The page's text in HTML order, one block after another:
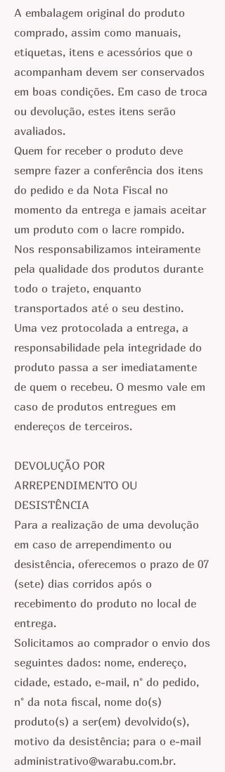
A embalagem original do produto
comprado, assim como manuais,
etiquetas, itens e acessórios que o
acompanham devem ser conservados
em boas condições. Em caso de troca
ou devolução, estes itens serão
avaliados.
Quem for receber o produto deve
sempre fazer a conferência dos itens
do pedido e da Nota Fiscal no
momento da entrega e jamais aceitar
um produto com o lacre rompido.
Nos responsabilizamos inteiramente
pela qualidade dos produtos durante
todo o trajeto, enquanto
transportados até o seu destino.
Uma vez protocolada a entrega, a
responsabilidade pela integridade do
produto passa a ser imediatamente
de quem o recebeu. O mesmo vale em
caso de produtos entregues em
endereços de terceiros.
DEVOLUÇÃO POR
ARREPENDIMENTO OU
DESISTÊNCIA
Para a realização de uma devolução
em caso de arrependimento ou
desistência, oferecemos o prazo de 07
(sete) dias corridos após o
recebimento do produto no local de
entrega.
Solicitamos ao comprador o envio dos
seguintes dados: nome, endereço,
cidade, estado, e-mail, n° do pedido,
n° da nota fiscal, nome do(s)
produto(s) a ser(em) devolvido(s),
motivo da desistência; para o e-mail
administrativo@warabu.com.br.